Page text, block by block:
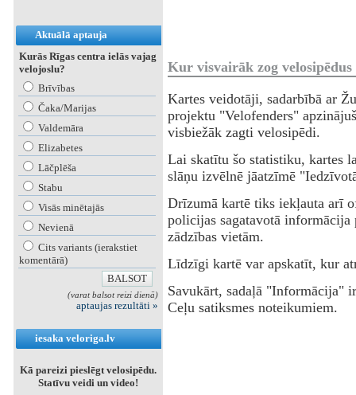
Aktuālā aptauja
Kurās Rīgas centra ielās vajag
velojoslu?
Brīvības
Čaka/Marijas
Valdemāra
Elizabetes
Lāčplēša
Stabu
Visās minētajās
Nevienā
Cits variants (ierakstiet
komentārā)
(varat balsot reizi dienā)
aptaujas rezultāti »
iesaka veloriga.lv
Kā pareizi pieslēgt velosipēdu.
Statīvu veidi un video!
Kur visvairāk zog velosipēdus
Kartes veidotāji, sadarbībā ar
projektu "Velofenders"
visbiežāk zagti velosipēdi.
Lai skatītu šo statistiku, kartes
slāņu izvēlnē jāatzīmē
Drīzumā kartē tiks iekļauta arī
policijas sagatavotā informācija
zādzības vietām.
Līdzīgi kartē var apskatīt, kur
Savukārt, sadaļā "Informācija"
Ceļu satiksmes noteikumiem.